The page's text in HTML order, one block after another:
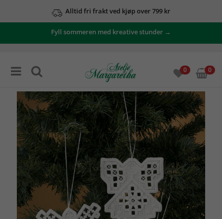
Alltid fri frakt ved kjøp over 799 kr
Fyll sommeren med kreative stunder →
0 0